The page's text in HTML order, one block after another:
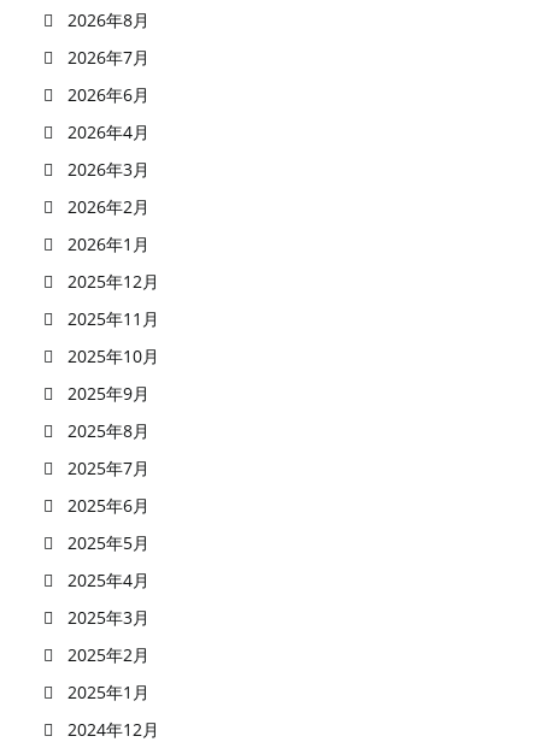
2026年8月
2026年7月
2026年6月
2026年4月
2026年3月
2026年2月
2026年1月
2025年12月
2025年11月
2025年10月
2025年9月
2025年8月
2025年7月
2025年6月
2025年5月
2025年4月
2025年3月
2025年2月
2025年1月
2024年12月